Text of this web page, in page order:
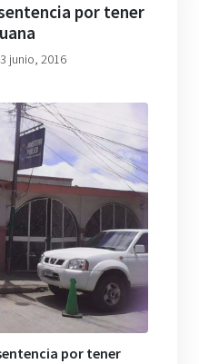
por tener
junio, 2016
por tener